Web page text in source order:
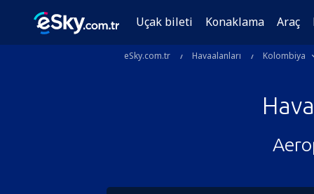
Uçak bileti Konaklama Araç
eSky.com.tr Havaalanları Kolombiya